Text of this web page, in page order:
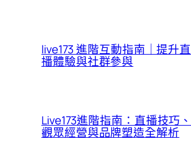
live173 進階互動指南｜提升直
播體驗與社群參與
Live173進階指南：直播技巧、
觀眾經營與品牌塑造全解析